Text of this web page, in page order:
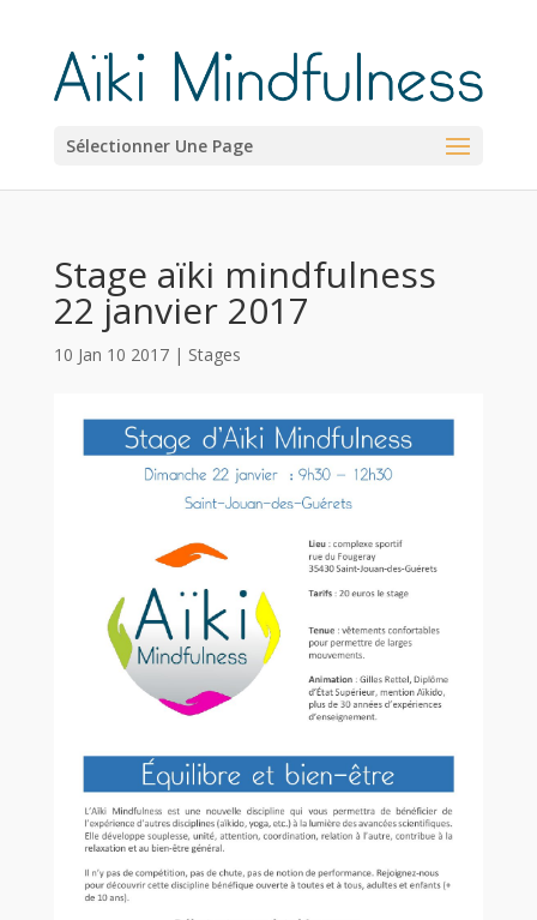
Sélectionner Une Page
Stage aïki mindfulness
22 janvier 2017
10 Jan 10 2017| Stages